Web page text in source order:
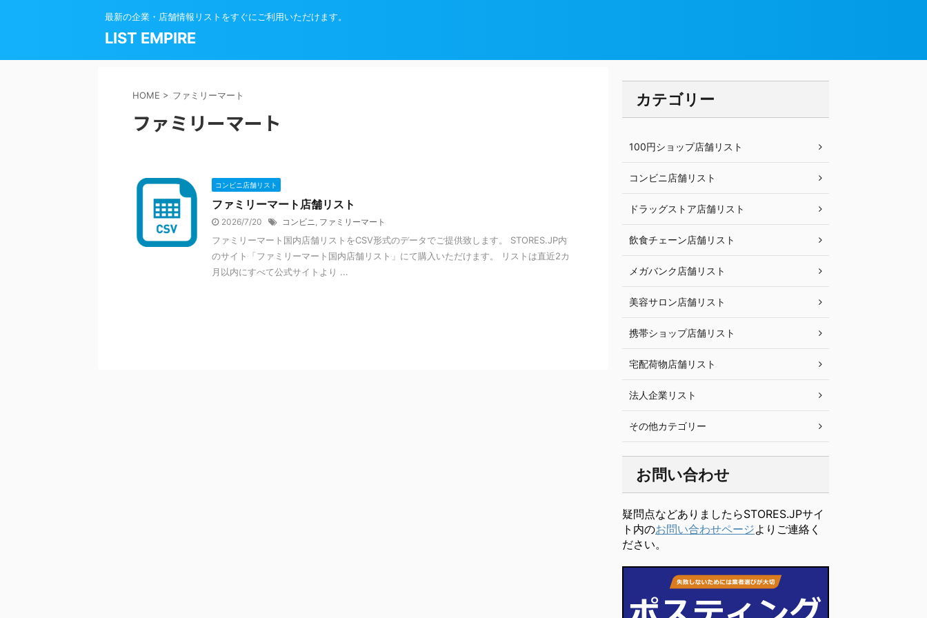
最新の企業・店舗情報リストをすぐにご利用いただけます。
LIST EMPIRE
HOME > ファミリーマート
ファミリーマート
コンビニ店舗リスト
ファミリーマート店舗リスト
2026/7/20 コンビニ, ファミリーマート
ファミリーマート国内店舗リストをCSV形式のデータでご提供致します。 STORES.JP内
のサイト「ファミリーマート国内店舗リスト」にて購入いただけます。 リストは直近2カ
月以内にすべて公式サイトより ...
カテゴリー
100円ショップ店舗リスト
コンビニ店舗リスト
ドラッグストア店舗リスト
飲食チェーン店舗リスト
メガバンク店舗リスト
美容サロン店舗リスト
携帯ショップ店舗リスト
宅配荷物店舗リスト
法人企業リスト
その他カテゴリー
お問い合わせ
疑問点などありましたらSTORES.JPサイ
ト内のお問い合わせページよりご連絡く
ださい。